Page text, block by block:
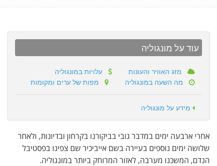
עוד על מונגוליה
מזג האוויר והעונות
עלויות במונגוליה
מה השעה במונגוליה
מפות של ערים ומקומות
מידע על מונגוליה
אחרי ארבעה ימים במדבר גובי בביקורנו בקרחון ובדיונות, ולאחר
שלושה ימים נוספים בעיירה בשם אייביכיר שם צפינו בפסטיבל
הנדם, המשכנו מערבה, לאזור המרוחק ביותר במונגוליה.